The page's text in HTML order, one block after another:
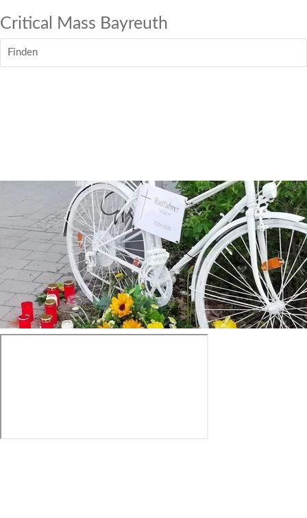
Critical Mass Bayreuth
Finden